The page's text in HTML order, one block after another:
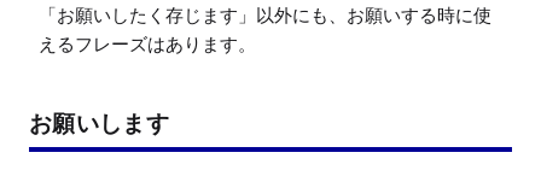
「お願いしたく存じます」以外にも、お願いする時に使
えるフレーズはあります。
お願いします